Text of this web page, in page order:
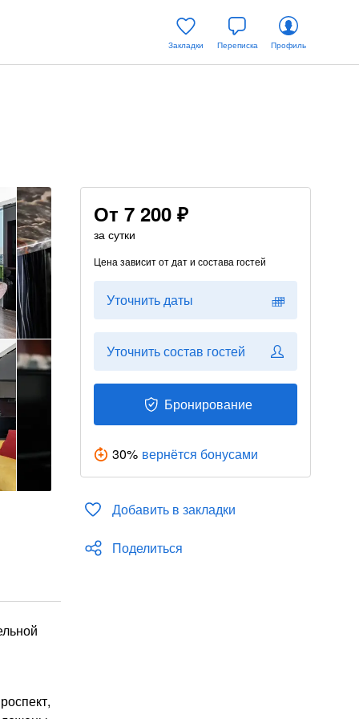
Закладки Переписка Профиль
От 7 200 ₽
за сутки
Цена зависит от дат и состава гостей
Уточнить даты
Уточнить состав гостей
Бронирование
30% вернётся бонусами
Добавить в закладки
Поделиться